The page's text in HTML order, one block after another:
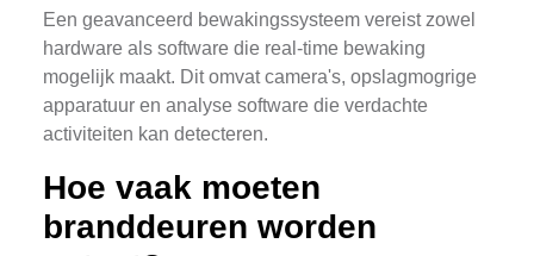
Een geavanceerd bewakingssysteem vereist zowel
hardware als software die real-time bewaking
mogelijk maakt. Dit omvat camera's, opslagmogrige
apparatuur en analyse software die verdachte
activiteiten kan detecteren.
Hoe vaak moeten
branddeuren worden